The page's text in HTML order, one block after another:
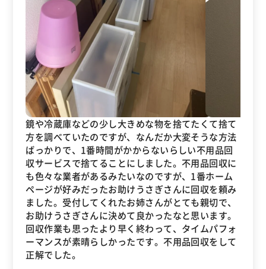
鏡や冷蔵庫などの少し大きめな物を捨てたくて捨て
方を調べていたのですが、なんだか大変そうな方法
ばっかりで、1番時間がかからないらしい不用品回
収サービスで捨てることにしました。不用品回収に
も色々な業者があるみたいなのですが、1番ホーム
ページが好みだったお助けうさぎさんに回収を頼み
ました。受付してくれたお姉さんがとても親切で、
お助けうさぎさんに決めて良かったなと思います。
回収作業も思ったより早く終わって、タイムパフォ
ーマンスが素晴らしかったです。不用品回収をして
正解でした。